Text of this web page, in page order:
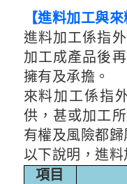
【進料加工與
進料加工係指
加工成產品後
擁有及承擔。
來料加工係指
供，甚或加工
有權及風險都
以下說明，進
項目